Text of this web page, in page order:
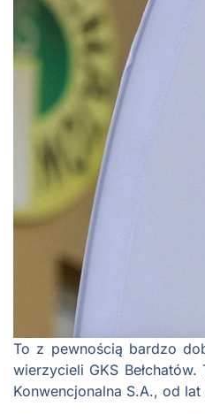
To z pewnością bardzo
wierzycieli GKS
Konwencjonalna S.A., od